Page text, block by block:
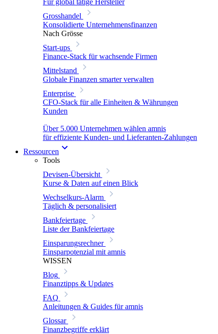
Für global tätige Hersteller
Grosshandel
Konsolidierte Unternehmensfinanzen
Nach Grösse
Start-ups
Finance-Stack für wachsende Firmen
Mittelstand
Globale Finanzen smarter verwalten
Enterprise
CFO-Stack für alle Einheiten & Währungen
Kunden
Über 5.000 Unternehmen wählen amnis
für effiziente Kunden- und Lieferanten-Zahlungen
Ressourcen
Tools
Devisen-Übersicht
Kurse & Daten auf einen Blick
Wechselkurs-Alarm
Täglich & personalisiert
Bankfeiertage
Liste der Bankfeiertage
Einsparungsrechner
Einsparpotenzial mit amnis
WISSEN
Blog
Finanztipps & Updates
FAQ
Anleitungen & Guides für amnis
Glossar
Finanzbegriffe erklärt